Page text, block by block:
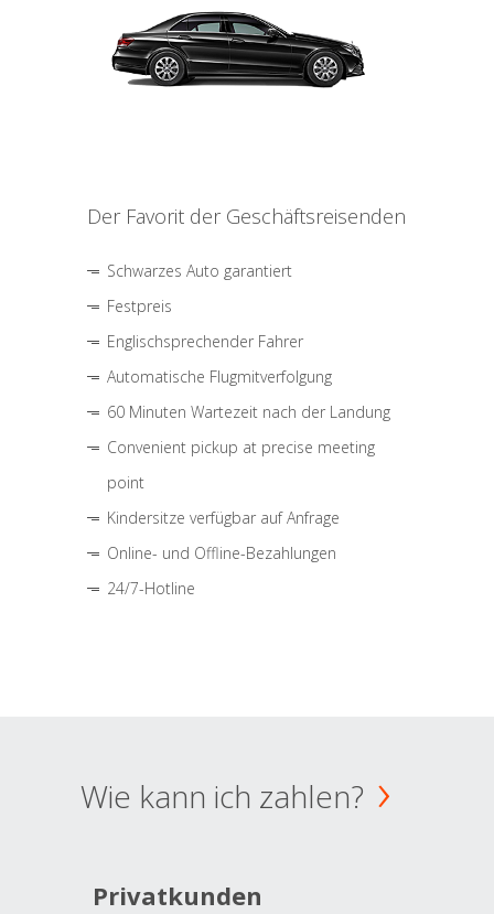
Der Favorit der Geschäftsreisenden
Schwarzes Auto garantiert
Festpreis
Englischsprechender Fahrer
Automatische Flugmitverfolgung
60 Minuten Wartezeit nach der Landung
Convenient pickup at precise meeting
point
Kindersitze verfügbar auf Anfrage
Online- und Offline-Bezahlungen
24/7-Hotline
Wie kann ich zahlen?
Privatkunden